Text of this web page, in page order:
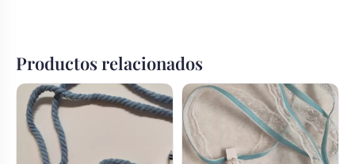
Productos relacionados